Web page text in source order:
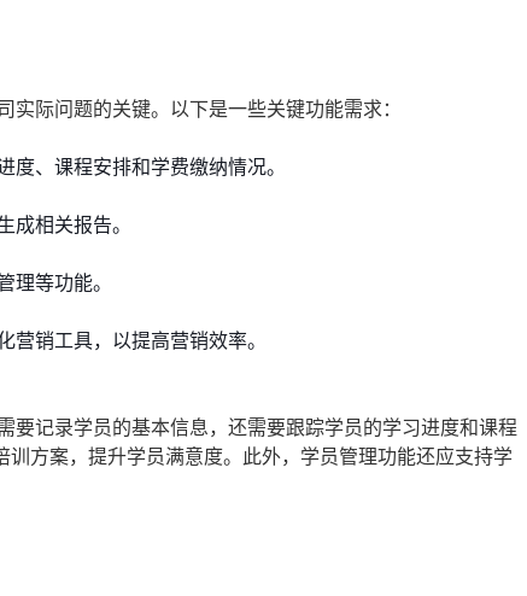
际问题的关键。以下是一些关键功能需求：
、课程安排和学费缴纳情况。
成相关报告。
理等功能。
销工具，以提高营销效率。
记录学员的基本信息，还需要跟踪学员的学习进度和课程
方案，提升学员满意度。此外，学员管理功能还应支持学